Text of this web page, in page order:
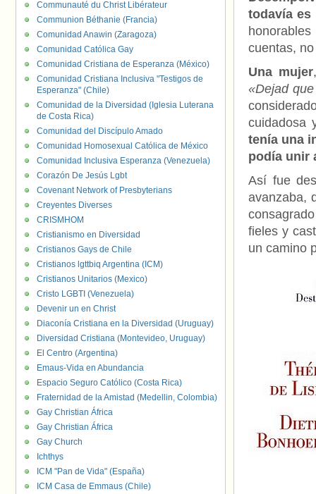
todavía es
cuentas,
Una mujer
«Dejad
cuidadosa
tenía una
podía unir
Así fue
avanzaba,
fieles y
un camino
Communauté du Christ Libérateur
Communion Béthanie (Francia)
Comunidad Anawin (Zaragoza)
Comunidad Católica Gay
Comunidad Cristiana de Esperanza (México)
Comunidad Cristiana Inclusiva "Testigos de
Esperanza" (Chile)
Comunidad de la Diversidad (Iglesia Luterana
de Costa Rica)
Comunidad del Discípulo Amado
Comunidad Homosexual Católica de México
Comunidad Inclusiva Esperanza (Venezuela)
Corazón De Jesús Lgbt
Covenant Network of Presbyterians
Creyentes Diverses
CRISMHOM
Cristianismo en Diversidad
Cristianos Gays de Chile
Cristianos lgttbiq Argentina (ICM)
Cristianos Unitarios (Mexico)
Cristo LGBTI (Venezuela)
Devenir un en Christ
Diaconía Cristiana en la Diversidad (Uruguay)
Diversidad Cristiana (Montevideo, Uruguay)
El Centro (Argentina)
Emaus-Vida en Abundancia
Espacio Seguro Católico (Costa Rica)
Fraternidad de la Amistad (Medellin, Colombia)
Gay Christian África
Gay Christian África
Gay Church
Ichthys
ICM "Pan de Vida" (España)
ICM Casa de Emmaus (Chile)